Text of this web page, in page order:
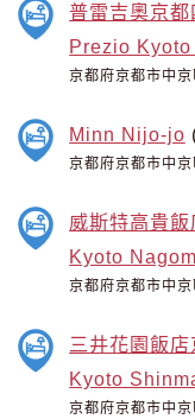
普雷吉奧京
Prezio
京都府京都市中
Minn Nijo-jo
京都府京都市中
威斯特高貴
Kyoto
京都府京都市中
三井花園飯
Kyoto
京都府京都市中